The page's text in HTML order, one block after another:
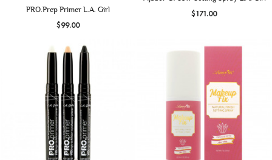
PRO.Prep Primer L.A. Girl
$99.00
$171.00